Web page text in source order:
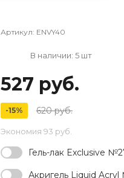
Артикул: ENVY40
В наличии: 5 шт
527 руб.
-15% 620 руб.
Экономия 93 руб.
Гель-лак Exclusive
Акригель Liquid Acryl